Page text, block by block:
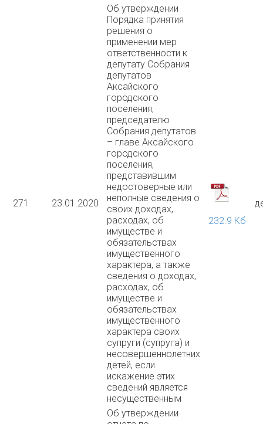
271 23.01.2020
Об утверждении
Порядка принятия
решения о
применении мер
ответственности к
депутату Собрания
депутатов
Аксайского
городского
поселения,
председателю
Собрания депутатов
– главе Аксайского
городского
поселения,
представившим
недостоверные или
неполные сведения о
своих доходах,
расходах, об
имуществе и
обязательствах
имущественного
характера, а также
сведения о доходах,
расходах, об
имуществе и
обязательствах
имущественного
характера своих
супруги (супруга) и
несовершеннолетних
детей, если
искажение этих
сведений является
несущественным
232.9 Кб
Об утверждении